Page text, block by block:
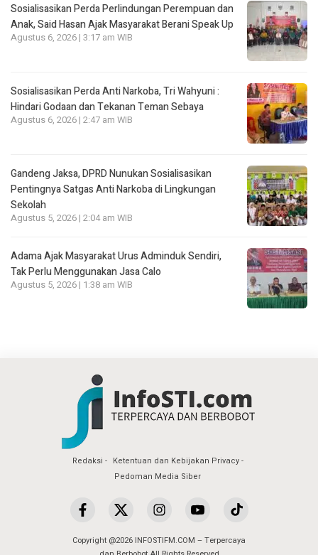
Sosialisasikan Perda Perlindungan Perempuan dan
Anak, Said Hasan Ajak Masyarakat Berani Speak Up
Agustus 6, 2026 | 3:17 am WIB
Sosialisasikan Perda Anti Narkoba, Tri Wahyuni :
Hindari Godaan dan Tekanan Teman Sebaya
Agustus 6, 2026 | 2:47 am WIB
Gandeng Jaksa, DPRD Nunukan Sosialisasikan
Pentingnya Satgas Anti Narkoba di Lingkungan
Sekolah
Agustus 5, 2026 | 2:04 am WIB
Adama Ajak Masyarakat Urus Adminduk Sendiri,
Tak Perlu Menggunakan Jasa Calo
Agustus 5, 2026 | 1:38 am WIB
Redaksi
Ketentuan dan Kebijakan Privacy
Pedoman Media Siber
Copyright @2026 INFOSTIFM.COM – Terpercaya